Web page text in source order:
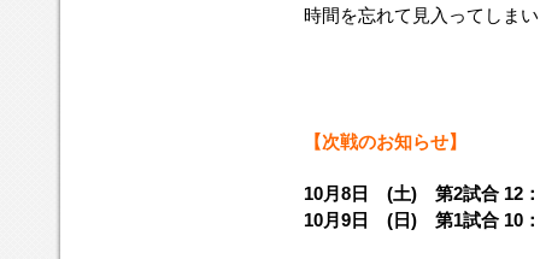
時間を忘れて見入ってしま
【次戦のお知らせ】
10月8日 (土) 第2試合 12：
10月9日 (日) 第1試合 10：